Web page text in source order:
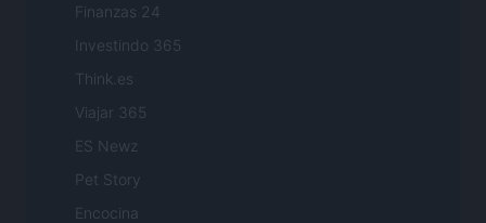
Finanzas 24
Investindo 365
Think.es
Viajar 365
ES Newz
Pet Story
Encocina